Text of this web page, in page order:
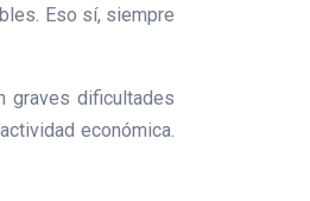
Eso sí, siempre
graves dificultades
económica.